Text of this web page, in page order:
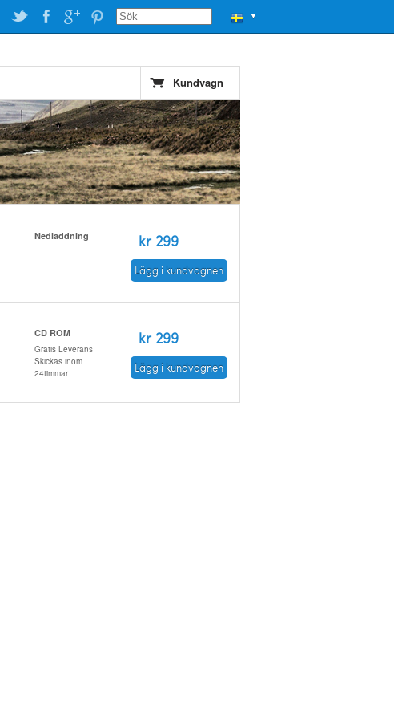
▼
Kundvagn
Nedladdning kr 299
Lägg i kundvagnen
CD ROM
Gratis Leverans
Skickas inom
24timmar
kr 299
Lägg i kundvagnen